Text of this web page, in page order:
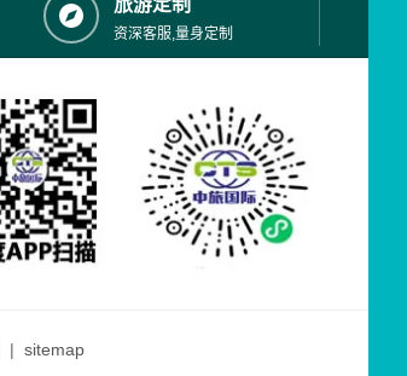
旅游定制
资深客服,量身定制
| sitemap